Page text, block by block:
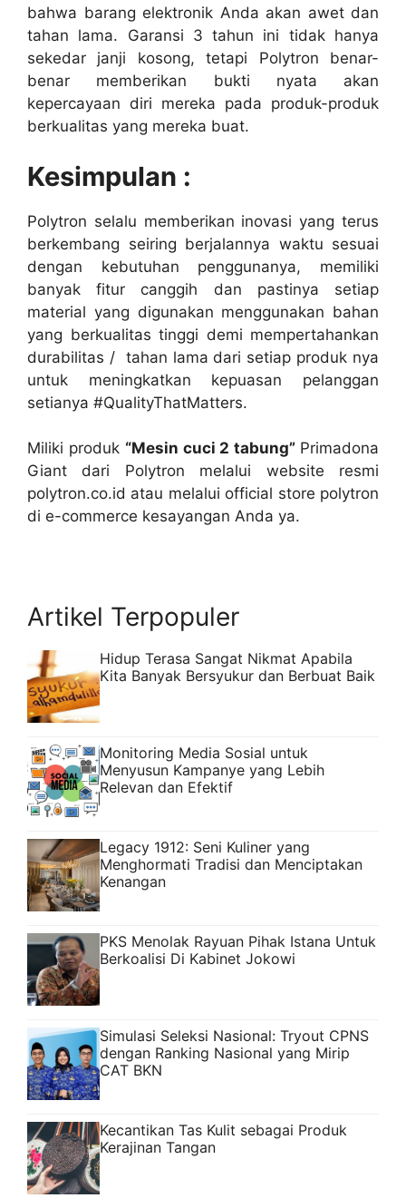
bahwa barang elektronik Anda akan awet dan
tahan lama. Garansi 3 tahun ini tidak hanya
sekedar janji kosong, tetapi Polytron benar-
benar memberikan bukti nyata akan
kepercayaan diri mereka pada produk-produk
berkualitas yang mereka buat.
Kesimpulan :
Polytron selalu memberikan inovasi yang terus
berkembang seiring berjalannya waktu sesuai
dengan kebutuhan penggunanya, memiliki
banyak fitur canggih dan pastinya setiap
material yang digunakan menggunakan bahan
yang berkualitas tinggi demi mempertahankan
durabilitas / tahan lama dari setiap produk nya
untuk meningkatkan kepuasan pelanggan
setianya #QualityThatMatters.
Miliki produk “Mesin cuci 2 tabung” Primadona
Giant dari Polytron melalui website resmi
polytron.co.id atau melalui official store polytron
di e-commerce kesayangan Anda ya.
Artikel Terpopuler
Hidup Terasa Sangat Nikmat Apabila
Kita Banyak Bersyukur dan Berbuat Baik
Monitoring Media Sosial untuk
Menyusun Kampanye yang Lebih
Relevan dan Efektif
Legacy 1912: Seni Kuliner yang
Menghormati Tradisi dan Menciptakan
Kenangan
PKS Menolak Rayuan Pihak Istana Untuk
Berkoalisi Di Kabinet Jokowi
Simulasi Seleksi Nasional: Tryout CPNS
dengan Ranking Nasional yang Mirip
CAT BKN
Kecantikan Tas Kulit sebagai Produk
Kerajinan Tangan